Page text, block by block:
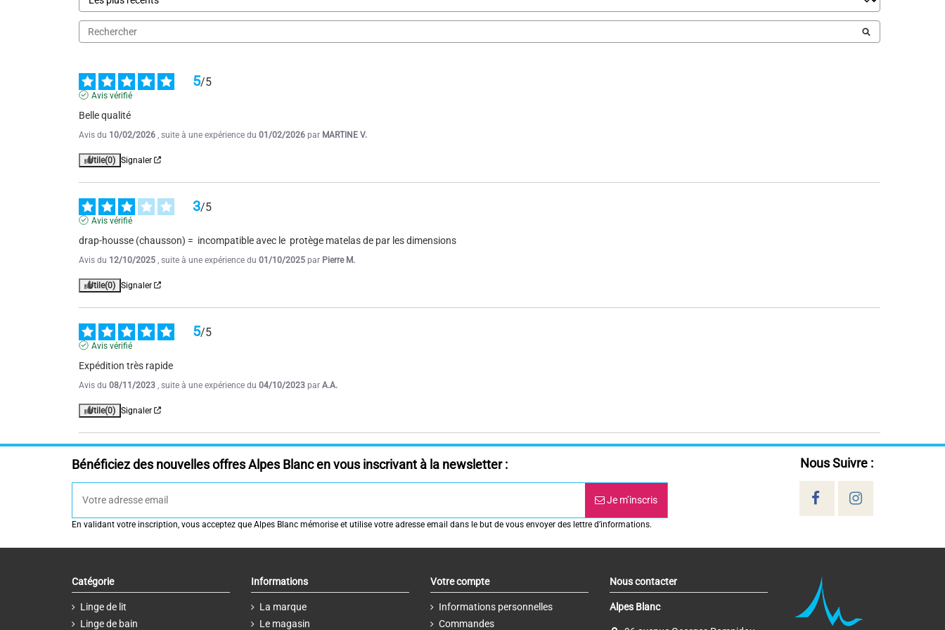
5/5
Avis vérifié
Belle qualité
Avis du 10/02/2026 , suite à une expérience du 01/02/2026 par MARTINE V.
Utile(0) Signaler
3/5
Avis vérifié
drap-housse (chausson) =  incompatible avec le  protège matelas de par les dimensions
Avis du 12/10/2025 , suite à une expérience du 01/10/2025 par Pierre M.
Utile(0) Signaler
5/5
Avis vérifié
Expédition très rapide
Avis du 08/11/2023 , suite à une expérience du 04/10/2023 par A.A.
Utile(0) Signaler
Bénéficiez des nouvelles offres Alpes Blanc en vous inscrivant à la newsletter :
Je m’inscris
En validant votre inscription, vous acceptez que Alpes Blanc mémorise et utilise votre adresse email dans le but de vous envoyer des lettre d’informations.
Nous Suivre :
Catégorie
Linge de lit
Linge de bain
Informations
La marque
Le magasin
Votre compte
Informations personnelles
Commandes
Nous contacter
Alpes Blanc